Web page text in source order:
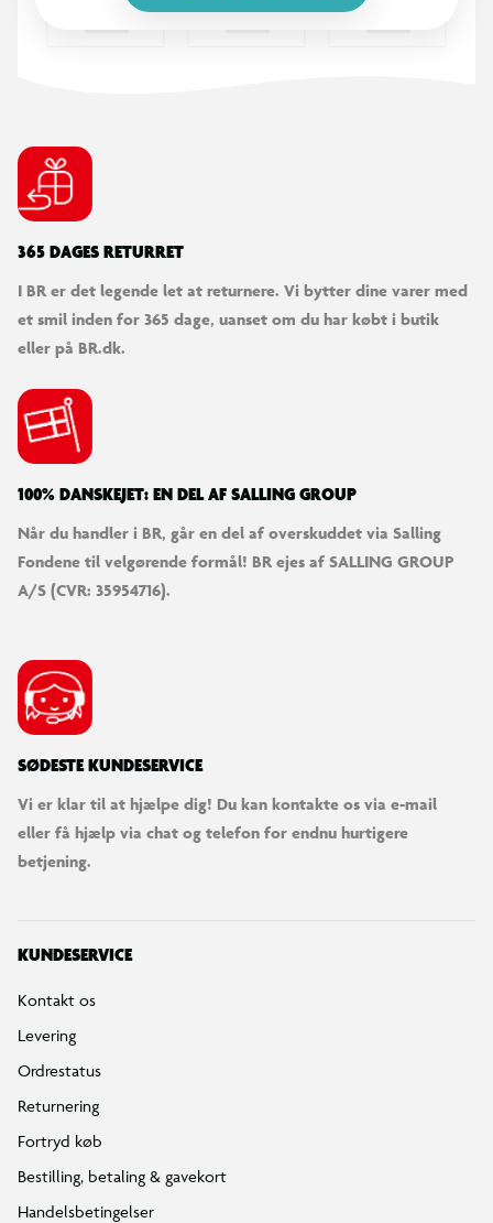
365 DAGES RETURRET
I BR er det legende let at returnere. Vi bytter dine varer med
et smil inden for 365 dage, uanset om du har købt i butik
eller på BR.dk.
100% DANSKEJET: EN DEL AF SALLING GROUP
Når du handler i BR, går en del af overskuddet via Salling
Fondene til velgørende formål! BR ejes af SALLING GROUP
A/S (CVR: 35954716).
SØDESTE KUNDESERVICE
Vi er klar til at hjælpe dig! Du kan kontakte os via e-mail
eller få hjælp via chat og telefon for endnu hurtigere
betjening.
KUNDESERVICE
Kontakt os
Levering
Ordrestatus
Returnering
Fortryd køb
Bestilling, betaling & gavekort
Handelsbetingelser